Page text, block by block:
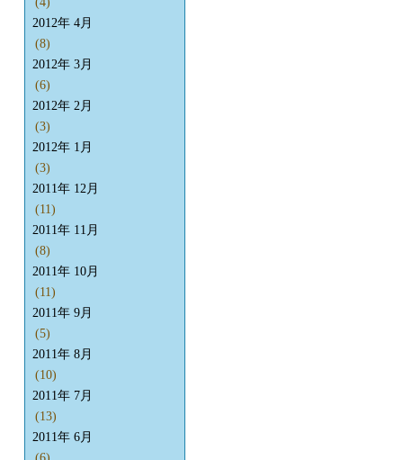
2012年 4月
(8)
2012年 3月
(6)
2012年 2月
(3)
2012年 1月
(3)
2011年 12月
(11)
2011年 11月
(8)
2011年 10月
(11)
2011年 9月
(5)
2011年 8月
(10)
2011年 7月
(13)
2011年 6月